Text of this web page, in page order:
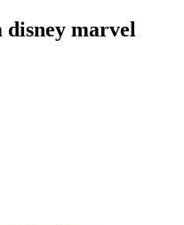
marvel